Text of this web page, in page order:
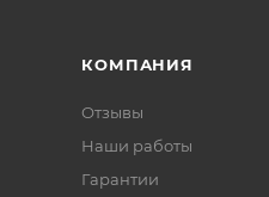
КОМПАНИЯ
Отзывы
Наши работы
Гарантии